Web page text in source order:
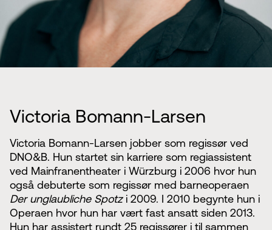
Victoria Bomann-Larsen
Victoria Bomann-Larsen jobber som regissør ved
DNO&B. Hun startet sin karriere som regiassistent
ved Mainfranentheater i Würzburg i 2006 hvor hun
også debuterte som regissør med barneoperaen
Der unglaubliche Spotzi 2009. I 2010 begynte hun i
Operaen hvor hun har vært fast ansatt siden 2013.
Hun har assistert rundt 25 regissører i til sammen